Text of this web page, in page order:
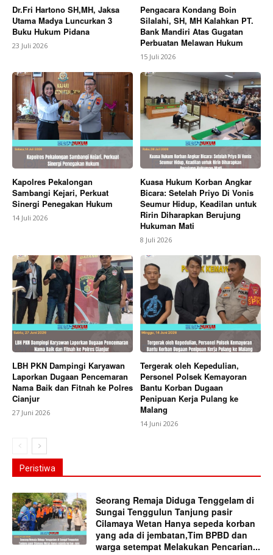
Dr.Fri Hartono SH,MH, Jaksa
Utama Madya Luncurkan 3
Buku Hukum Pidana
23 Juli 2026
Pengacara Kondang Boin
Silalahi, SH, MH Kalahkan PT.
Bank Mandiri Atas Gugatan
Perbuatan Melawan Hukum
15 Juli 2026
Kapolres Pekalongan
Sambangi Kejari, Perkuat
Sinergi Penegakan Hukum
14 Juli 2026
Kuasa Hukum Korban Angkar
Bicara: Setelah Priyo Di Vonis
Seumur Hidup, Keadilan untuk
Ririn Diharapkan Berujung
Hukuman Mati
8 Juli 2026
LBH PKN Dampingi Karyawan
Laporkan Dugaan Pencemaran
Nama Baik dan Fitnah ke Polres
Cianjur
27 Juni 2026
Tergerak oleh Kepedulian,
Personel Polsek Kemayoran
Bantu Korban Dugaan
Penipuan Kerja Pulang ke
Malang
14 Juni 2026
Peristiwa
Seorang Remaja Diduga Tenggelam di
Sungai Tenggulun Tanjung pasir
Cilamaya Wetan Hanya sepeda korban
yang ada di jembatan,Tim BPBD dan
warga setempat Melakukan Pencarian...